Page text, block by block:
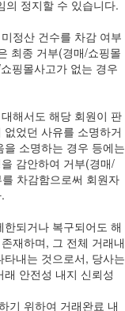
의 정지할 수 있습니다.
정산 건수를 차감 여부
최종 거부(경매/쇼핑몰
핑몰사고가 없는 경우
해서도 해당 회원이 판
었던 사유를 소명하거
소명하는 경우 등에는
감안하여 거부(경매/
차감함으로써 회원자
되거나 복구되어도 해
재하며, 그 전체 거래내
내는 것으로서, 당사는
안전성 내지 신뢰성
기 위하여 거래완료 내